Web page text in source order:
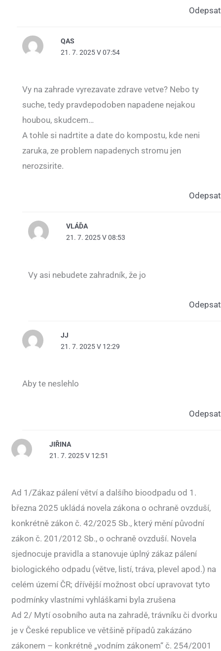
Odepsat
QAS
21. 7. 2025 V 07:54
Vy na zahrade vyrezavate zdrave vetve? Nebo ty
suche, tedy pravdepodoben napadene nejakou
houbou, skudcem…
A tohle si nadrtite a date do kompostu, kde neni
zaruka, ze problem napadenych stromu jen
nerozsirite.
Odepsat
VLÁĎA
21. 7. 2025 V 08:53
Vy asi nebudete zahradník, že jo
Odepsat
JJ
21. 7. 2025 V 12:29
Aby te neslehlo
Odepsat
JIŘINA
21. 7. 2025 V 12:51
Ad 1/Zákaz pálení větví a dalšího bioodpadu od 1.
března 2025 ukládá novela zákona o ochraně ovzduší,
konkrétně zákon č. 42/2025 Sb., který mění původní
zákon č. 201/2012 Sb., o ochraně ovzduší. Novela
sjednocuje pravidla a stanovuje úplný zákaz pálení
biologického odpadu (větve, listí, tráva, plevel apod.) na
celém území ČR; dřívější možnost obcí upravovat tyto
podmínky vlastními vyhláškami byla zrušena
Ad 2/ Mytí osobního auta na zahradě, trávníku či dvorku
je v České republice ve většině případů zakázáno
zákonem – konkrétně „vodním zákonem“ č. 254/2001